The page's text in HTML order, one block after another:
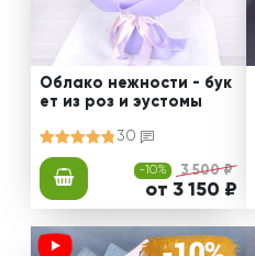
Облако нежности - бук
ет из роз и эустомы
30
-10% 3 500 ₽
от 3 150 ₽